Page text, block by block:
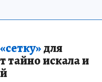
для
тайно искала и